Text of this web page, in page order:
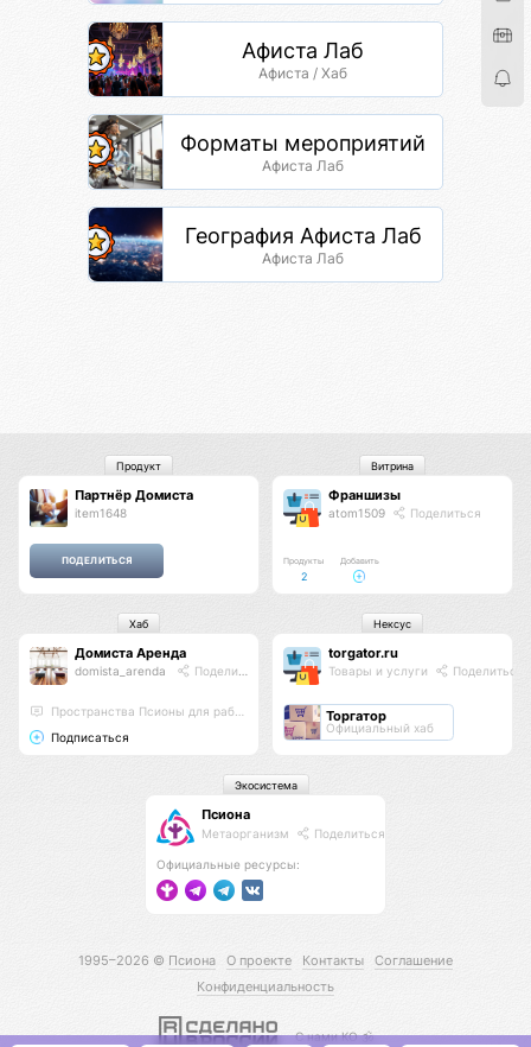
Афиста Лаб
Афиста / Хаб
Форматы мероприятий
Афиста Лаб
География Афиста Лаб
Афиста Лаб
Партнёр Домиста
item1648
Продукт
Франшизы
atom1509 Поделиться
Продукты
2
Добавить
Витрина
Домиста Аренда
domista_arenda Поделиться
Пространства Псионы для работы и отдыха
Подписаться
Хаб
torgator.ru
Товары и услуги Поделиться
Торгатор
Официальный хаб
Нексус
Псиона
Метаорганизм Поделиться
Официальные ресурсы:
Экосистема
1995–2026 © Псиона О проекте Контакты
Соглашение
Конфиденциальность
С нами КО 🕉️